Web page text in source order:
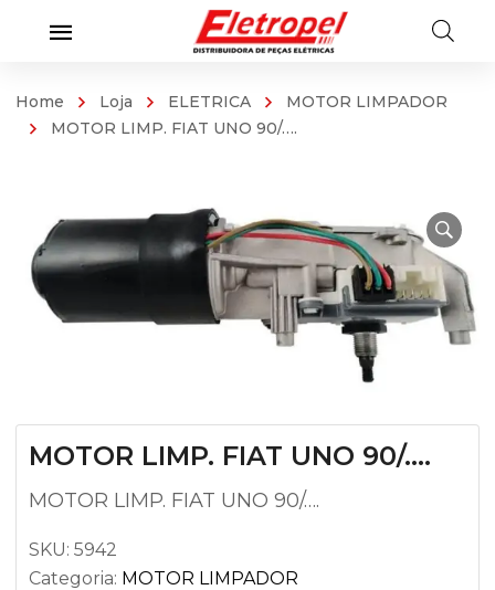
Home Loja ELETRICA
MOTOR LIMPADOR
MOTOR LIMP. FIAT UNO 90/….
MOTOR LIMP. FIAT UNO 90/….
MOTOR LIMP. FIAT UNO 90/….
SKU: 5942
Categoria: MOTOR LIMPADOR